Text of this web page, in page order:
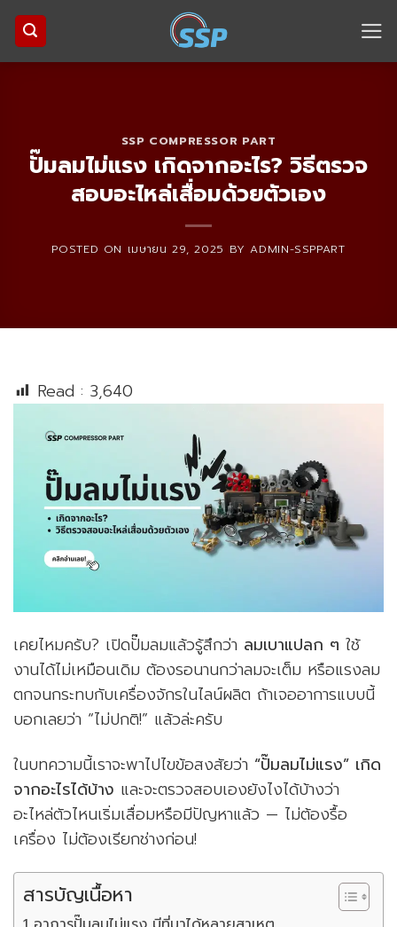
Skip
content
SSP COMPRESSOR PART
ปั๊มลมไม่แรง เกิดจากอะไร? วิธีตรวจ
สอบอะไหล่เสื่อมด้วยตัวเอง
POSTED ON เมษายน 29, 2025 BYADMIN-SSPPART
Read : 3,640
เคยไหมครับ? เปิดปั๊มลมแล้วรู้สึกว่า ลมเบาแปลก ๆ ใช้
งานได้ไม่เหมือนเดิม ต้องรอนานกว่าลมจะเต็ม หรือแรงลม
ตกจนกระทบกับเครื่องจักรในไลน์ผลิต ถ้าเจออาการแบบนี้
บอกเลยว่า “ไม่ปกติ!” แล้วล่ะครับ
ในบทความนี้เราจะพาไปไขข้อสงสัยว่า “ปั๊มลมไม่แรง” เกิด
จากอะไรได้บ้าง และจะตรวจสอบเองยังไงได้บ้างว่า
อะไหล่ตัวไหนเริ่มเสื่อมหรือมีปัญหาแล้ว — ไม่ต้องรื้อ
เครื่อง ไม่ต้องเรียกช่างก่อน!
สารบัญเนื้อหา